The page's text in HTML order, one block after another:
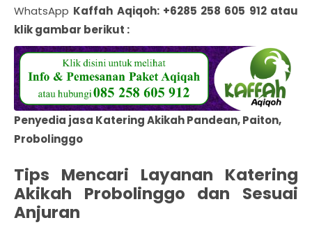
WhatsApp Kaffah Aqiqoh: +6285 258 605 912 atau
klik gambar berikut :
Penyedia jasa Katering Akikah Pandean, Paiton,
Probolinggo
Tips Mencari Layanan Katering
Akikah Probolinggo dan Sesuai
Anjuran